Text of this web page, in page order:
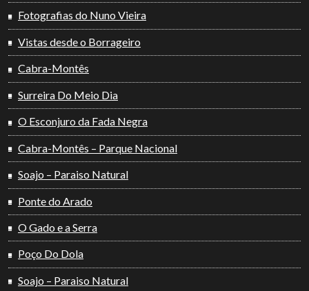
Fotografias do Nuno Vieira
Vistas desde o Borrageiro
Cabra-Montês
Surreira Do Meio Dia
O Esconjuro da Fada Negra
Cabra-Montês – Parque Nacional
Soajo – Paraiso Natural
Ponte do Arado
O Gado e a Serra
Poço Do Dola
Soajo – Paraiso Natural